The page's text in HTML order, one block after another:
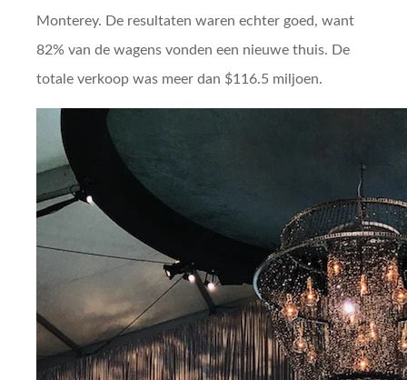
Monterey. De resultaten waren echter goed, want
82% van de wagens vonden een nieuwe thuis. De
totale verkoop was meer dan $116.5 miljoen.